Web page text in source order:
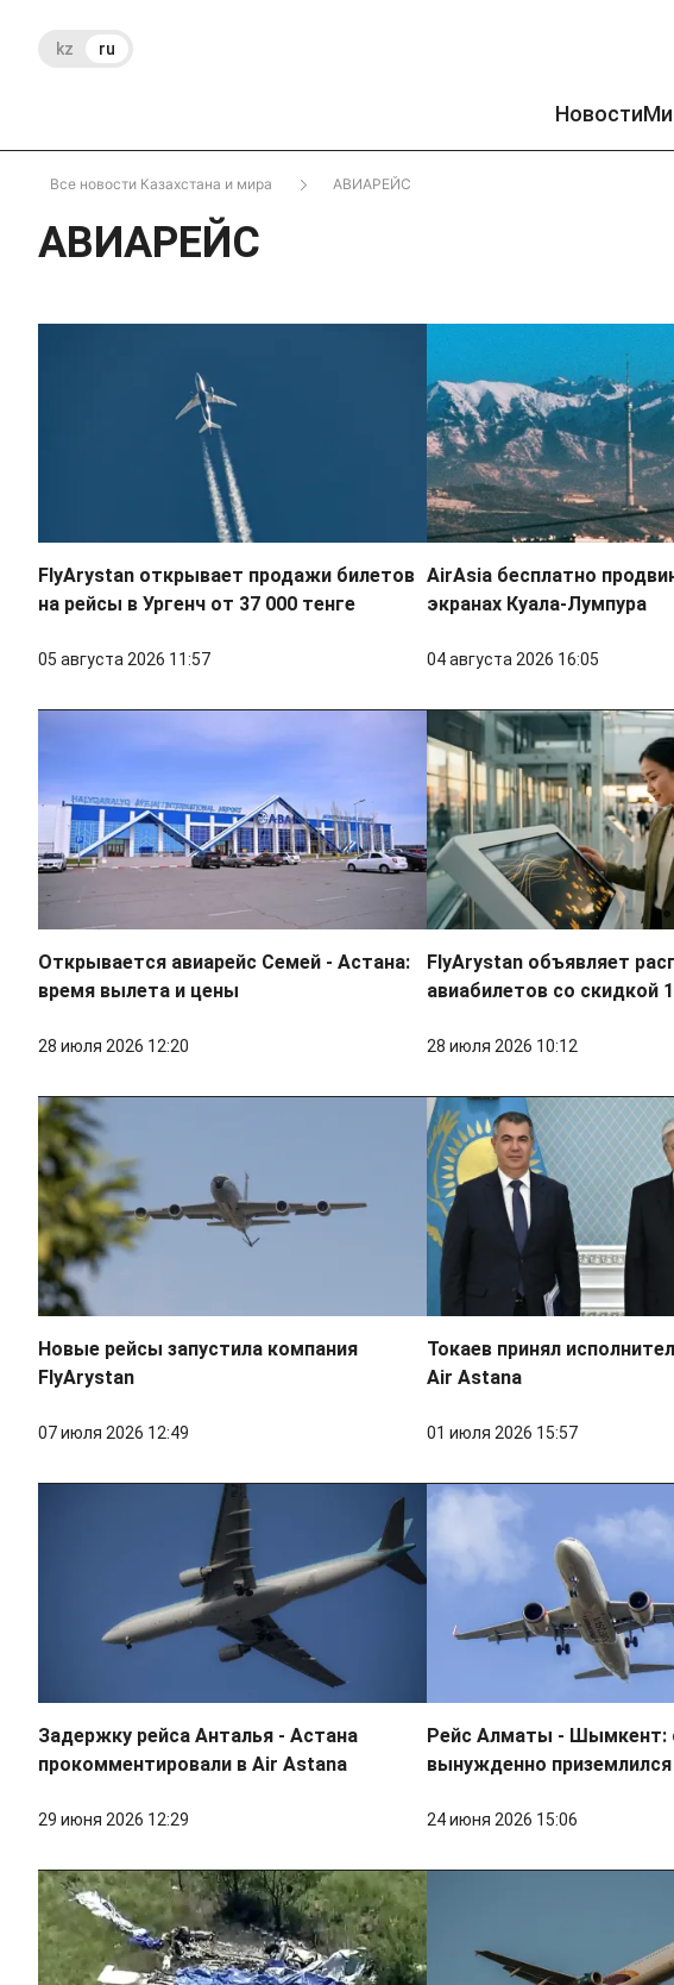
kz ru
Новости
Все новости Казахстана и мира АВИАРЕЙС
АВИАРЕЙС
FlyArystan открывает продажи билетов
на рейсы в Ургенч от 37 000 тенге
05 августа 2026 11:57
AirAsia бесплатно
экранах Куала-Лумпура
04 августа 2026 16:05
Открывается авиарейс Семей - Астана:
время вылета и цены
28 июля 2026 12:20
FlyArystan объявляет
авиабилетов со скидкой
28 июля 2026 10:12
Новые рейсы запустила компания
FlyArystan
07 июля 2026 12:49
Токаев принял
Air Astana
01 июля 2026 15:57
Задержку рейса Анталья - Астана
прокомментировали в Air Astana
29 июня 2026 12:29
Рейс Алматы - Шымкент:
вынужденно приземлился
24 июня 2026 15:06